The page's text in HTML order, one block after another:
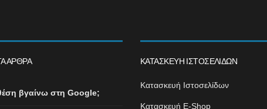
ΆΡΘΡΑ
βγαίνω στη Google;
ΚΑΤΑΣΚΕΥΉ ΙΣΤΟΣΕΛΊΔΩΝ
Κατασκευή Ιστοσελίδων
Κατασκευή E-Shop